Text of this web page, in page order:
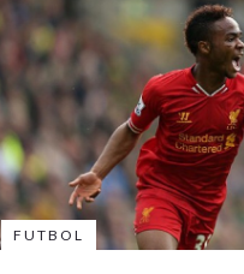
FUTBOL